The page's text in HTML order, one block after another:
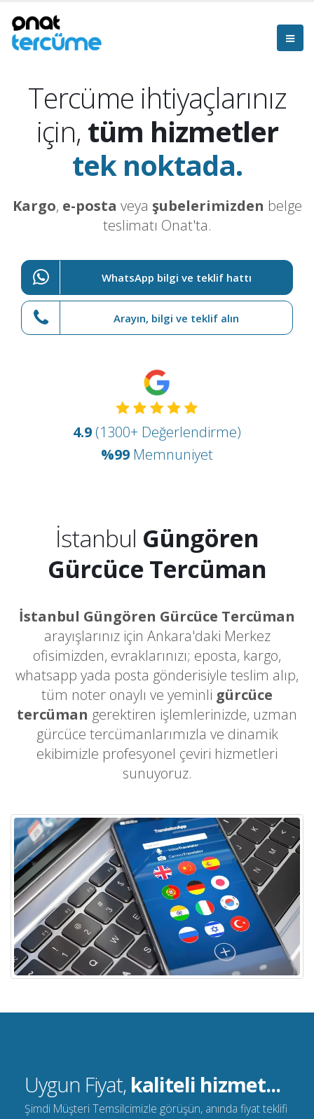
Tercüme ihtiyaçlarınız
için, tüm hizmetler
tek noktada.
Kargo, e-posta veya şubelerimizden belge
teslimatı Onat'ta.
WhatsApp bilgi ve teklif hattı
Arayın, bilgi ve teklif alın
4.9 (1300+ Değerlendirme)
%99 Memnuniyet
İstanbul Güngören
Gürcüce Tercüman
İstanbul Güngören Gürcüce Tercüman
arayışlarınız için Ankara'daki Merkez
ofisimizden, evraklarınızı; eposta, kargo,
whatsapp yada posta gönderisiyle teslim alıp,
tüm noter onaylı ve yeminli gürcüce
tercüman gerektiren işlemlerinizde, uzman
gürcüce tercümanlarımızla ve dinamik
ekibimizle profesyonel çeviri hizmetleri
sunuyoruz.
Uygun Fiyat, kaliteli hizmet...
Şimdi Müşteri Temsilcimizle görüşün, anında fiyat teklifi